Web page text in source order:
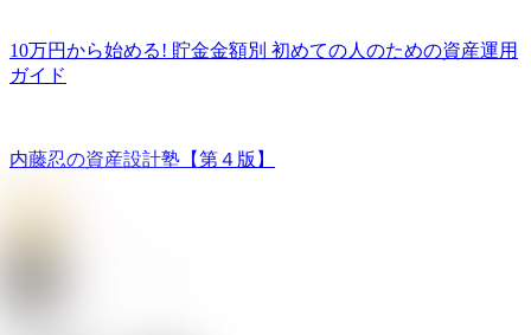
10万円から始める! 貯金金額別 初めての人のための資産運用
ガイド
内藤忍の資産設計塾【第４版】